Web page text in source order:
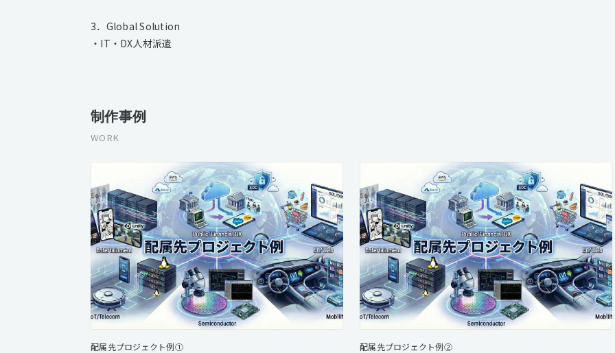
3．Global Solution
・IT・DX人材派遣
制作事例
WORK
配属先プロジェクト例① 配属先プロジェクト例②